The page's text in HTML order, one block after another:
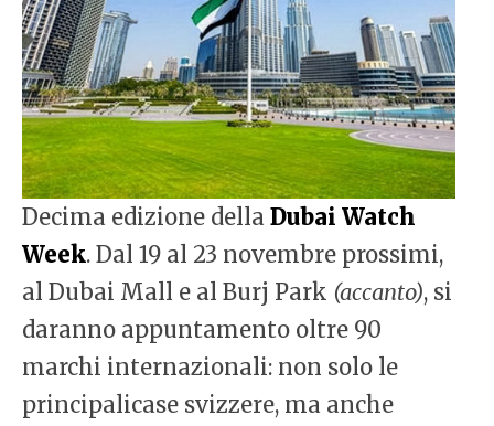
Decima edizione della Dubai Watch
Week. Dal 19 al 23 novembre prossimi,
al Dubai Mall e al Burj Park (accanto), si
daranno appuntamento oltre 90
marchi internazionali: non solo le
principalicase svizzere, ma anche